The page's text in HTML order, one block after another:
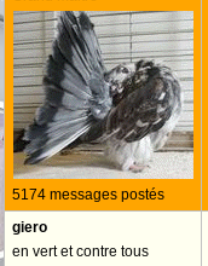
5174 messages postés
giero
en vert et contre tous